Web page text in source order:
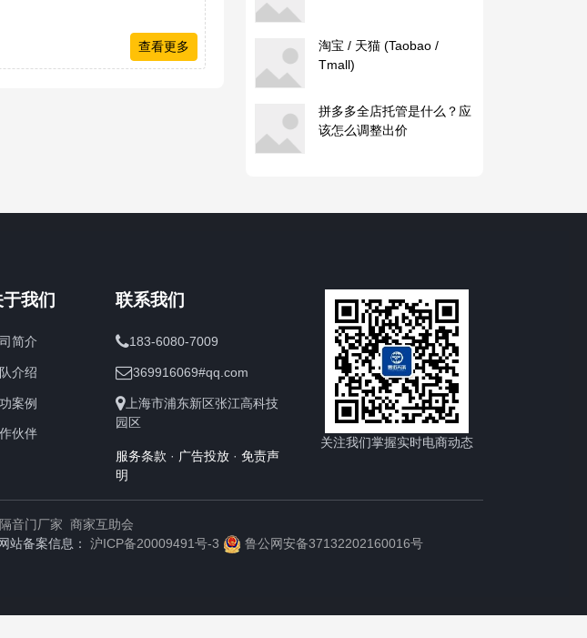
查看更多
淘宝 / 天猫 (Taobao /
Tmall)
拼多多全店托管是什么？应
该怎么调整出价
于我们
简介
介绍
案例
伙伴
联系我们
183-6080-7009
369916069#qq.com
上海市浦东新区张江高科技
园区
服务条款 · 广告投放 ·免责声
明
关注我们掌握实时电商动态
音门厂家 商家互助会
站备案信息： 沪ICP备20009491号-3 鲁公网安备37132202160016号